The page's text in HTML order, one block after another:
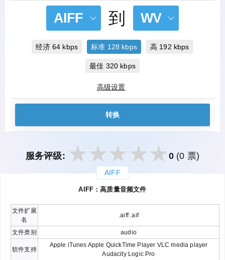
AIFF 到 WV
经济 64 kbps 标准 128 kbps 高 192 kbps
最佳 320 kbps
高级设置
转换
服务评级: 0 (0 票)
AIFF
AIFF：高质量音频文件
文件扩展
名
.aiff .aif
文件类别 audio
软件支持
Apple iTunes Apple QuickTime Player VLC media player
Audacity Logic Pro